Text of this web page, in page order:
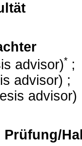
advisor)* ;
advisor) ;
advisor)
Prüfung/